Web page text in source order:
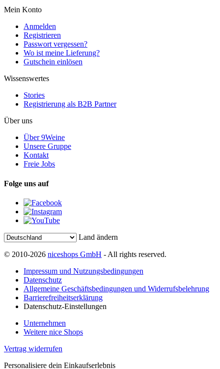
Mein Konto
Anmelden
Registrieren
Passwort vergessen?
Wo ist meine Lieferung?
Gutschein einlösen
Wissenswertes
Stories
Registrierung als B2B Partner
Über uns
Über 9Weine
Unsere Gruppe
Kontakt
Freie Jobs
Folge uns auf
Land ändern
© 2010-2026 niceshops GmbH - All rights reserved.
Impressum und Nutzungsbedingungen
Datenschutz
Allgemeine Geschäftsbedingungen und Widerrufsbelehrung
Barrierefreiheitserklärung
Datenschutz-Einstellungen
Unternehmen
Weitere nice Shops
Vertrag widerrufen
Personalisiere dein Einkaufserlebnis